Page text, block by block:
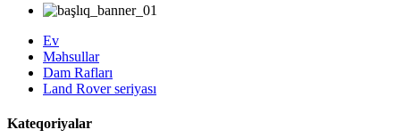
Ev
Məhsullar
Dam Rafları
Land Rover seriyası
Kateqoriyalar